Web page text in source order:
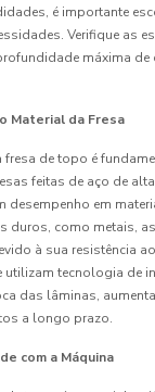
é importante
Verifique as
máxima de
Material da Fresa
de topo é
feitas de aço de
desempenho em
duros, como metais,
à sua resistência
utilizam tecnologia de
das lâminas,
a longo prazo.
com a Máquina